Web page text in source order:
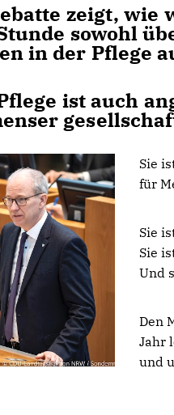
zeigt, wie
sowohl
in der Pflege
ist auch
Sie
für
Sie
Sie
Und
Den
Jahr
und